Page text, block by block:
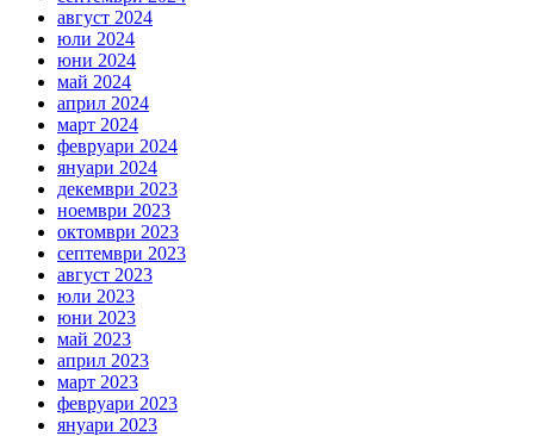
август 2024
юли 2024
юни 2024
май 2024
април 2024
март 2024
февруари 2024
януари 2024
декември 2023
ноември 2023
октомври 2023
септември 2023
август 2023
юли 2023
юни 2023
май 2023
април 2023
март 2023
февруари 2023
януари 2023